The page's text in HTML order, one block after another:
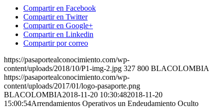
Compartir en Facebook
Compartir en Twitter
Compartir en Google+
Compartir en Linkedin
Compartir por correo
https://pasaportealconocimiento.com/wp-
content/uploads/2018/10/P1-img-2.jpg 327 800 BLACOLOMBIA
https://pasaportealconocimiento.com/wp-
content/uploads/2017/01/logo-pasaporte.png
BLACOLOMBIA2018-11-20 10:30:482018-11-20
15:00:54Arrendamientos Operativos un Endeudamiento Oculto